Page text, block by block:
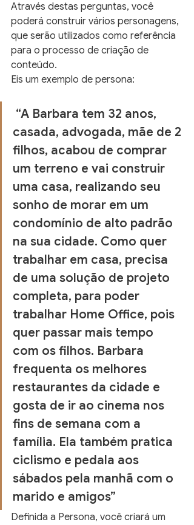
Através destas perguntas, você
poderá construir vários personagens,
que serão utilizados como referência
para o processo de criação de
conteúdo.
Eis um exemplo de persona:
“A Barbara tem 32 anos,
casada, advogada, mãe de 2
filhos, acabou de comprar
um terreno e vai construir
uma casa, realizando seu
sonho de morar em um
condomínio de alto padrão
na sua cidade. Como quer
trabalhar em casa, precisa
de uma solução de projeto
completa, para poder
trabalhar Home Office, pois
quer passar mais tempo
com os filhos. Barbara
frequenta os melhores
restaurantes da cidade e
gosta de ir ao cinema nos
fins de semana com a
família. Ela também pratica
ciclismo e pedala aos
sábados pela manhã com o
marido e amigos”
Definida a Persona, você criará um